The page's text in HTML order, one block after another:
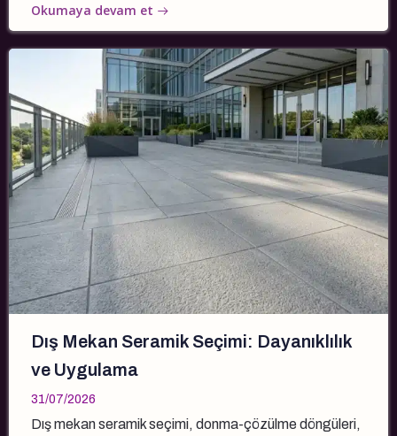
Okumaya devam et
Dış Mekan Seramik Seçimi: Dayanıklılık
ve Uygulama
31/07/2026
Dış mekan seramik seçimi, donma-çözülme döngüleri,